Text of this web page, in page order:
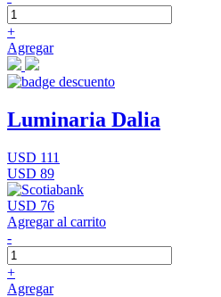
+
Agregar
Luminaria Dalia
USD 111
USD 89
USD 76
Agregar al carrito
-
+
Agregar